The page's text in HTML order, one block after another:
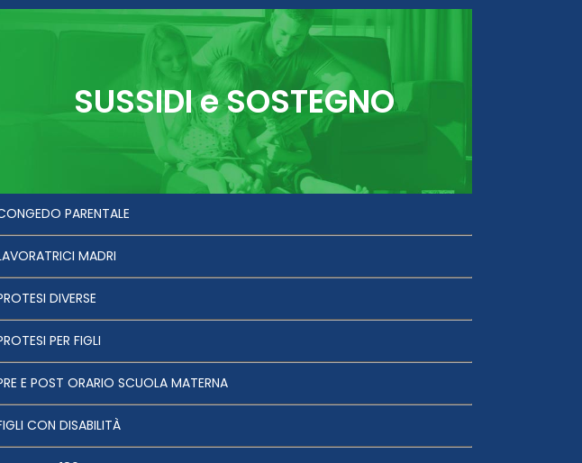
SUSSIDI e SOSTEGNO
PARENTALE
MADRI
DIVERSE
PER FIGLI
E POST ORARIO SCUOLA MATERNA
CON DISABILITÀ